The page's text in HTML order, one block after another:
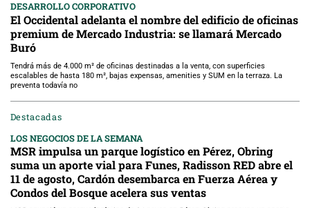
DESARROLLO CORPORATIVO
El Occidental adelanta el nombre del edificio de oficinas
premium de Mercado Industria: se llamará Mercado
Buró
Tendrá más de 4.000 m² de oficinas destinadas a la venta, con superficies
escalables de hasta 180 m², bajas expensas, amenities y SUM en la terraza. La
preventa todavía no
Destacadas
LOS NEGOCIOS DE LA SEMANA
MSR impulsa un parque logístico en Pérez, Obring
suma un aporte vial para Funes, Radisson RED abre el
11 de agosto, Cardón desembarca en Fuerza Aérea y
Condos del Bosque acelera sus ventas